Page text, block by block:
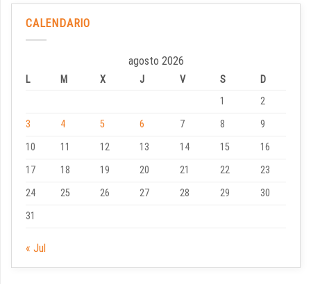
CALENDARIO
agosto 2026
L M X J V S
D
1
2
3
4 5 6 7 8
9
10
11 12 13 14 15
16
17
18 19 20 21 22
23
24
25 26 27 28 29
30
31
« Jul